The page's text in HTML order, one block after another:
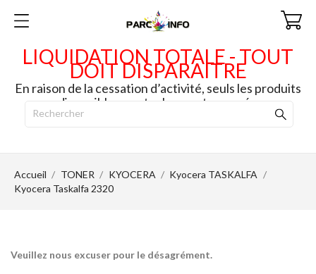
LIQUIDATION TOTALE - TOUT
DOIT DISPARAITRE
En raison de la cessation d’activité, seuls les produits
disponibles en stock seront envoyés.
Accueil TONER KYOCERA
Kyocera TASKALFA
Kyocera Taskalfa 2320
Veuillez nous excuser pour le désagrément.